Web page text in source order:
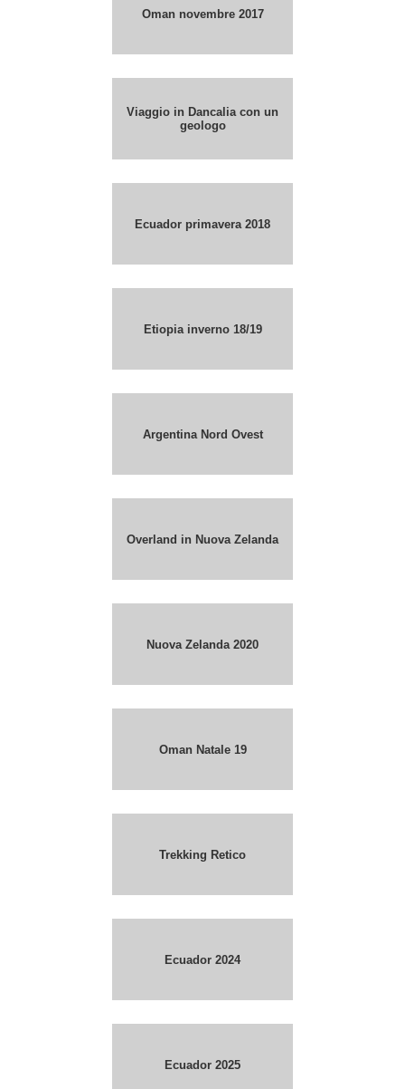
Oman novembre 2017
Viaggio in Dancalia con un
geologo
Ecuador primavera 2018
Etiopia inverno 18/19
Argentina Nord Ovest
Overland in Nuova Zelanda
Nuova Zelanda 2020
Oman Natale 19
Trekking Retico
Ecuador 2024
Ecuador 2025